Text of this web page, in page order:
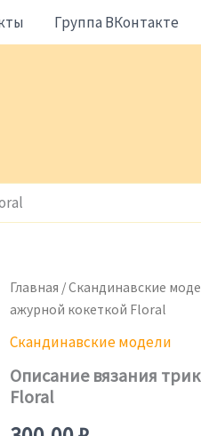
Группа ВКонтакте
Главная /Скандинавские
ажурной кокеткой Floral
Скандинавские модели
Описание вязания
Floral